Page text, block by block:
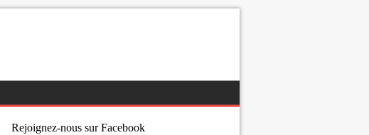
Rejoignez-nous sur Facebook